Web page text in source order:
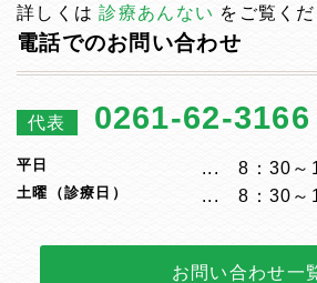
詳しくは診療あんない をご覧くだ
電話でのお問い合わせ
代表 0261-62-3166
平日 8：30～
土曜（診療日） 8：30～
お問い合わせ一